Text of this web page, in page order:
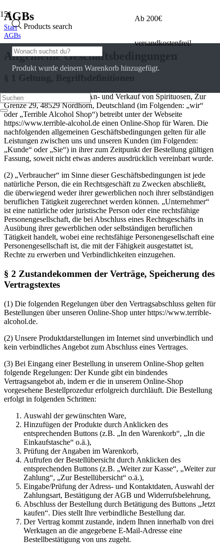
Products search
Ab 200€
versandkostenfrei!
Produkt wurde deinem Warenkorb hinzugefügt.
AGBs
Start
AGBs
Allgemeine Geschäftsbedingungen
(1) Jan Leutenantsmeyer – An- und Verkauf von Spirituosen, Zur
Grenze 29, 48529 Nordhorn, Deutschland (im Folgenden: „wir“
oder „Terrible Alcohol Shop“) betreibt unter der Webseite
https://www.terrible-alcohol.de einen Online-Shop für Waren. Die
nachfolgenden allgemeinen Geschäftsbedingungen gelten für alle
Leistungen zwischen uns und unseren Kunden (im Folgenden:
„Kunde“ oder „Sie“) in ihrer zum Zeitpunkt der Bestellung gültigen
Fassung, soweit nicht etwas anderes ausdrücklich vereinbart wurde.
(2) „Verbraucher“ im Sinne dieser Geschäftsbedingungen ist jede
natürliche Person, die ein Rechtsgeschäft zu Zwecken abschließt,
die überwiegend weder ihrer gewerblichen noch ihrer selbständigen
beruflichen Tätigkeit zugerechnet werden können. „Unternehmer“
ist eine natürliche oder juristische Person oder eine rechtsfähige
Personengesellschaft, die bei Abschluss eines Rechtsgeschäfts in
Ausübung ihrer gewerblichen oder selbständigen beruflichen
Tätigkeit handelt, wobei eine rechtsfähige Personengesellschaft eine
Personengesellschaft ist, die mit der Fähigkeit ausgestattet ist,
Rechte zu erwerben und Verbindlichkeiten einzugehen.
§ 2 Zustandekommen der Verträge, Speicherung des
Vertragstextes
(1) Die folgenden Regelungen über den Vertragsabschluss gelten für
Bestellungen über unseren Online-Shop unter https://www.terrible-
alcohol.de.
(2) Unsere Produktdarstellungen im Internet sind unverbindlich und
kein verbindliches Angebot zum Abschluss eines Vertrages.
(3) Bei Eingang einer Bestellung in unserem Online-Shop gelten
folgende Regelungen: Der Kunde gibt ein bindendes
Vertragsangebot ab, indem er die in unserem Online-Shop
vorgesehene Bestellprozedur erfolgreich durchläuft. Die Bestellung
erfolgt in folgenden Schritten:
Auswahl der gewünschten Ware,
Hinzufügen der Produkte durch Anklicken des
entsprechenden Buttons (z.B. „In den Warenkorb“, „In die
Einkaufstasche“ o.ä.),
Prüfung der Angaben im Warenkorb,
Aufrufen der Bestellübersicht durch Anklicken des
entsprechenden Buttons (z.B. „Weiter zur Kasse“, „Weiter zur
Zahlung“, „Zur Bestellübersicht“ o.ä.),
Eingabe/Prüfung der Adress- und Kontaktdaten, Auswahl der
Zahlungsart, Bestätigung der AGB und Widerrufsbelehrung,
Abschluss der Bestellung durch Betätigung des Buttons „Jetzt
kaufen“. Dies stellt Ihre verbindliche Bestellung dar.
Der Vertrag kommt zustande, indem Ihnen innerhalb von drei
Werktagen an die angegebene E-Mail-Adresse eine
Bestellbestätigung von uns zugeht.